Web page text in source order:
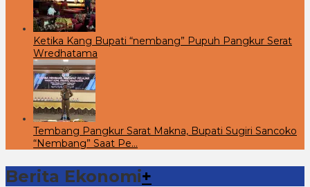
Ketika Kang Bupati “nembang” Pupuh Pangkur Serat
Wredhatama
Tembang Pangkur Sarat Makna, Bupati Sugiri Sancoko
“Nembang” Saat Pe…
Berita Ekonomi+